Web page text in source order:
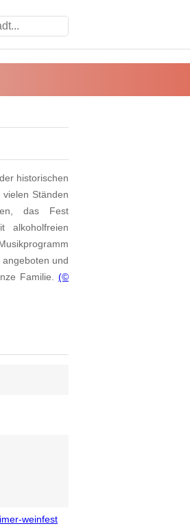
historischen
Ständen
das Fest
alkoholfreien
und
Familie. (©
weinfest